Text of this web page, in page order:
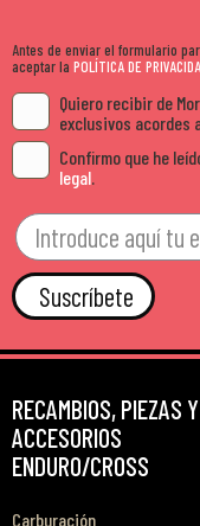
Antes de enviar el formulario
aceptar la POLÍTICA DE
Quiero recibir de
exclusivos acordes
Confirmo que he
legal.
Suscríbete
RECAMBIOS, PIEZAS Y
ACCESORIOS
ENDURO/CROSS
Carburación